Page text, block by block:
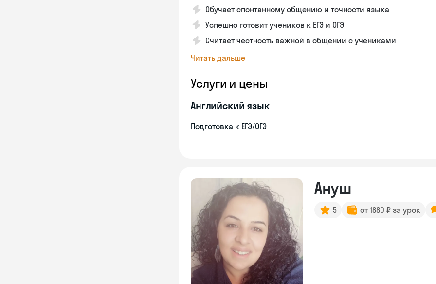
Обучает спонтанному общению и точности языка
Успешно готовит учеников к ЕГЭ и ОГЭ
Считает честность важной в общении с учениками
Читать дальше
Услуги и цены
Английский язык
Подготовка к ЕГЭ/ОГЭ
Ануш
5 от 1880 ₽ за урок